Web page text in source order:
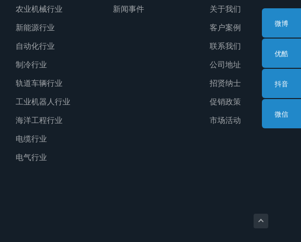
微博
优酷
抖音
微信
农业机械行业
新能源行业
自动化行业
制冷行业
轨道车辆行业
工业机器人行业
海洋工程行业
电缆行业
电气行业
新闻事件
关于我们
客户案例
联系我们
公司地址
招贤纳士
促销政策
市场活动